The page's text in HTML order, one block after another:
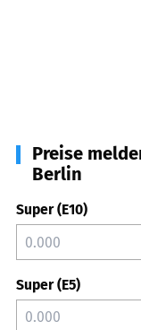
Preise
Berlin
Super (E10)
Super (E5)